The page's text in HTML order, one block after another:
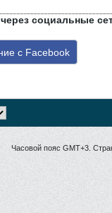
социальные
с Facebook
Часовой пояс GMT+3.